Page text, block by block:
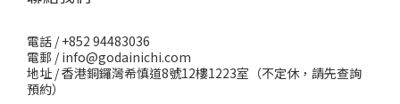
電話 / +852 94483036
電郵 / info@godainichi.com
地址 / 香港銅鑼灣希慎道8號12樓1223室（不定休，請先查詢
預約）